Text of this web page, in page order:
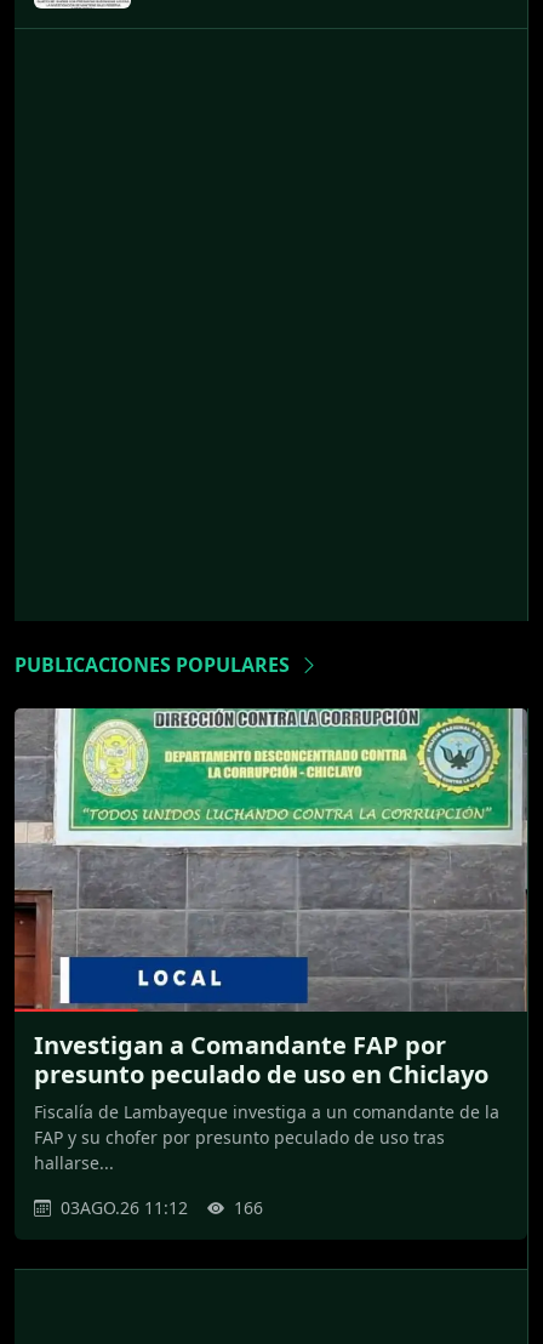
PUBLICACIONES POPULARES
Investigan a Comandante FAP por
presunto peculado de uso en Chiclayo
Fiscalía de Lambayeque investiga a un comandante de la
FAP y su chofer por presunto peculado de uso tras
hallarse...
03AGO.26 11:12
166